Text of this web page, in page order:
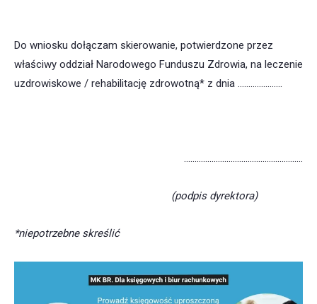
Do wniosku dołączam skierowanie, potwierdzone przez
właściwy oddział Narodowego Funduszu Zdrowia, na leczenie
uzdrowiskowe / rehabilitację zdrowotną* z dnia …………………
………………………………………………..
(podpis dyrektora)
*niepotrzebne skreślić